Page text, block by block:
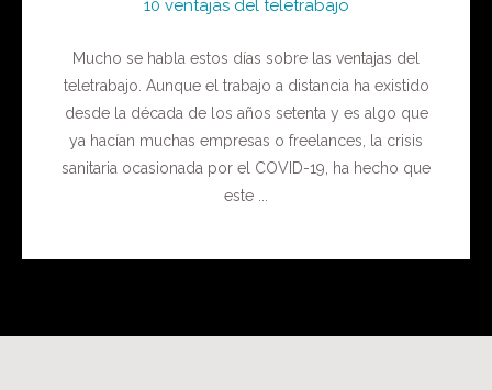
10 ventajas del teletrabajo
Mucho se habla estos días sobre las ventajas del
teletrabajo. Aunque el trabajo a distancia ha existido
desde la década de los años setenta y es algo que
ya hacían muchas empresas o freelances, la crisis
sanitaria ocasionada por el COVID-19, ha hecho que
este ...